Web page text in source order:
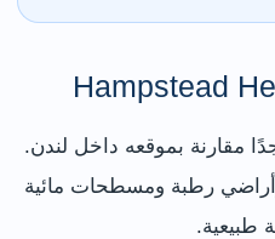
جدًا مقارنة بموقعه داخل لندن.
رطبة ومسطحات مائية
طبيعية.